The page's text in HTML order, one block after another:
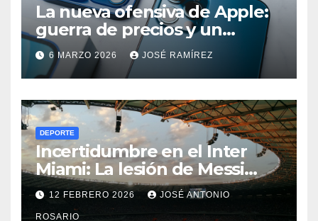
La nueva ofensiva de Apple:
guerra de precios y un
cambio histórico para el
iPhone 18
6 MARZO 2026 JOSÉ RAMÍREZ
DEPORTE
Incertidumbre en el Inter
Miami: La lesión de Messi
ensombrece el debut
goleador de Berterame
12 FEBRERO 2026 JOSÉ ANTONIO
ROSARIO